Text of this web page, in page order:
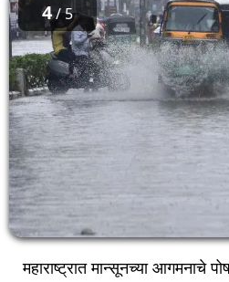
4/ 5
महाराष्ट्रात मान्सूनच्या आगमनाचे